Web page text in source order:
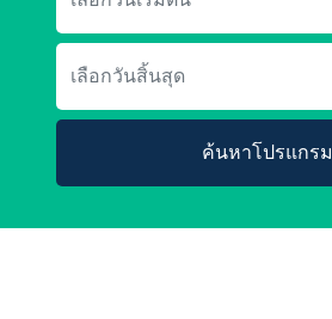
ค้นหาโปรแกรม